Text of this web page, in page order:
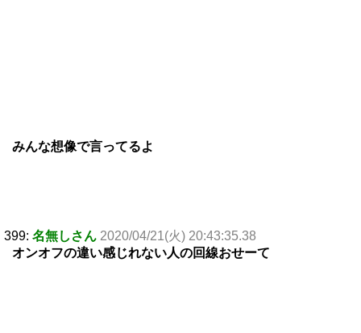
みんな想像で言ってるよ
399: 名無しさん 2020/04/21(火) 20:43:35.38
オンオフの違い感じれない人の回線おせーて